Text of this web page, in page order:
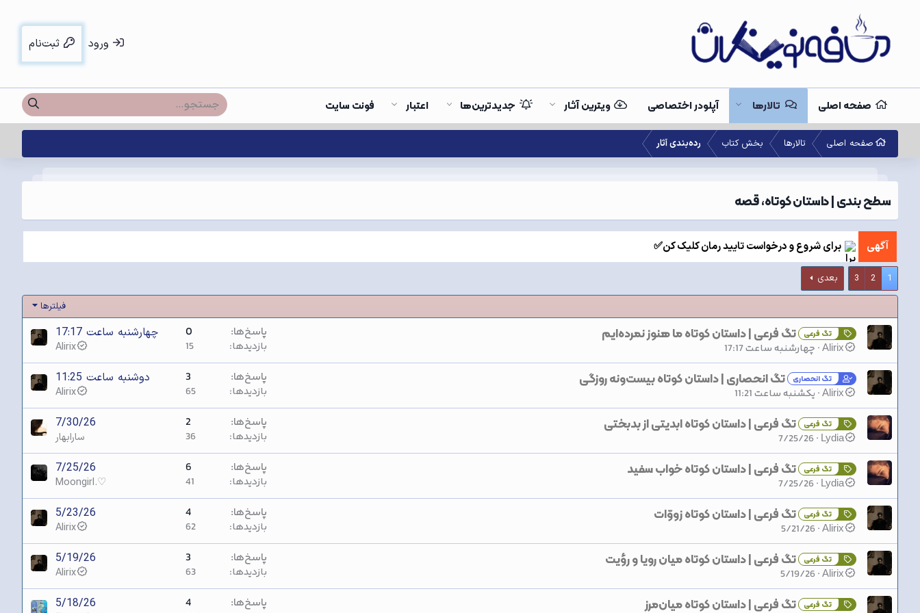
ورود ثبت‌نام
صفحه اصلی تالارها آپلودر اختصاصی ویترین آثار جدیدترین‌ها اعتبار فونت سایت
صفحه اصلی تالارها بخش کتاب رده‌بندی آثار
سطح بندی | داستان کوتاه، قصه
آگهی برای شروع و درخواست تایید رمان کلیک کن✅
1
2
3 بعدی
فیلترها
تگ فرعی تگ فرعی | داستان کوتاه ما هنوز نمرده‌ایم
Alirix چهارشنبه ساعت 17:17
پاسخ‌ها 0
بازدیدها 15
چهارشنبه ساعت 17:17
Alirix
تگ انحصاری تگ انحصاری | داستان کوتاه بیست‌ونه روزگی
Alirix یکشنبه ساعت 11:21
پاسخ‌ها 3
بازدیدها 65
دوشنبه ساعت 11:25
Alirix
تگ فرعی تگ فرعی | داستان کوتاه ابدیتی از بدبختی
Lydia
7/25/26
پاسخ‌ها 2
بازدیدها 36
7/30/26
سارابهار
تگ فرعی تگ فرعی | داستان کوتاه خواب سفید
Lydia
7/25/26
پاسخ‌ها 6
بازدیدها 41
7/25/26
Moongirl.♡
تگ فرعی تگ فرعی | داستان کوتاه زووّات
Alirix
5/21/26
پاسخ‌ها 4
بازدیدها 62
5/23/26
Alirix
تگ فرعی تگ فرعی | داستان کوتاه میان رویا و رؤیت
Alirix
5/19/26
پاسخ‌ها 3
بازدیدها 63
5/19/26
Alirix
تگ فرعی تگ فرعی | داستان کوتاه میان‌مرز پاسخ‌ها 4
5/18/26